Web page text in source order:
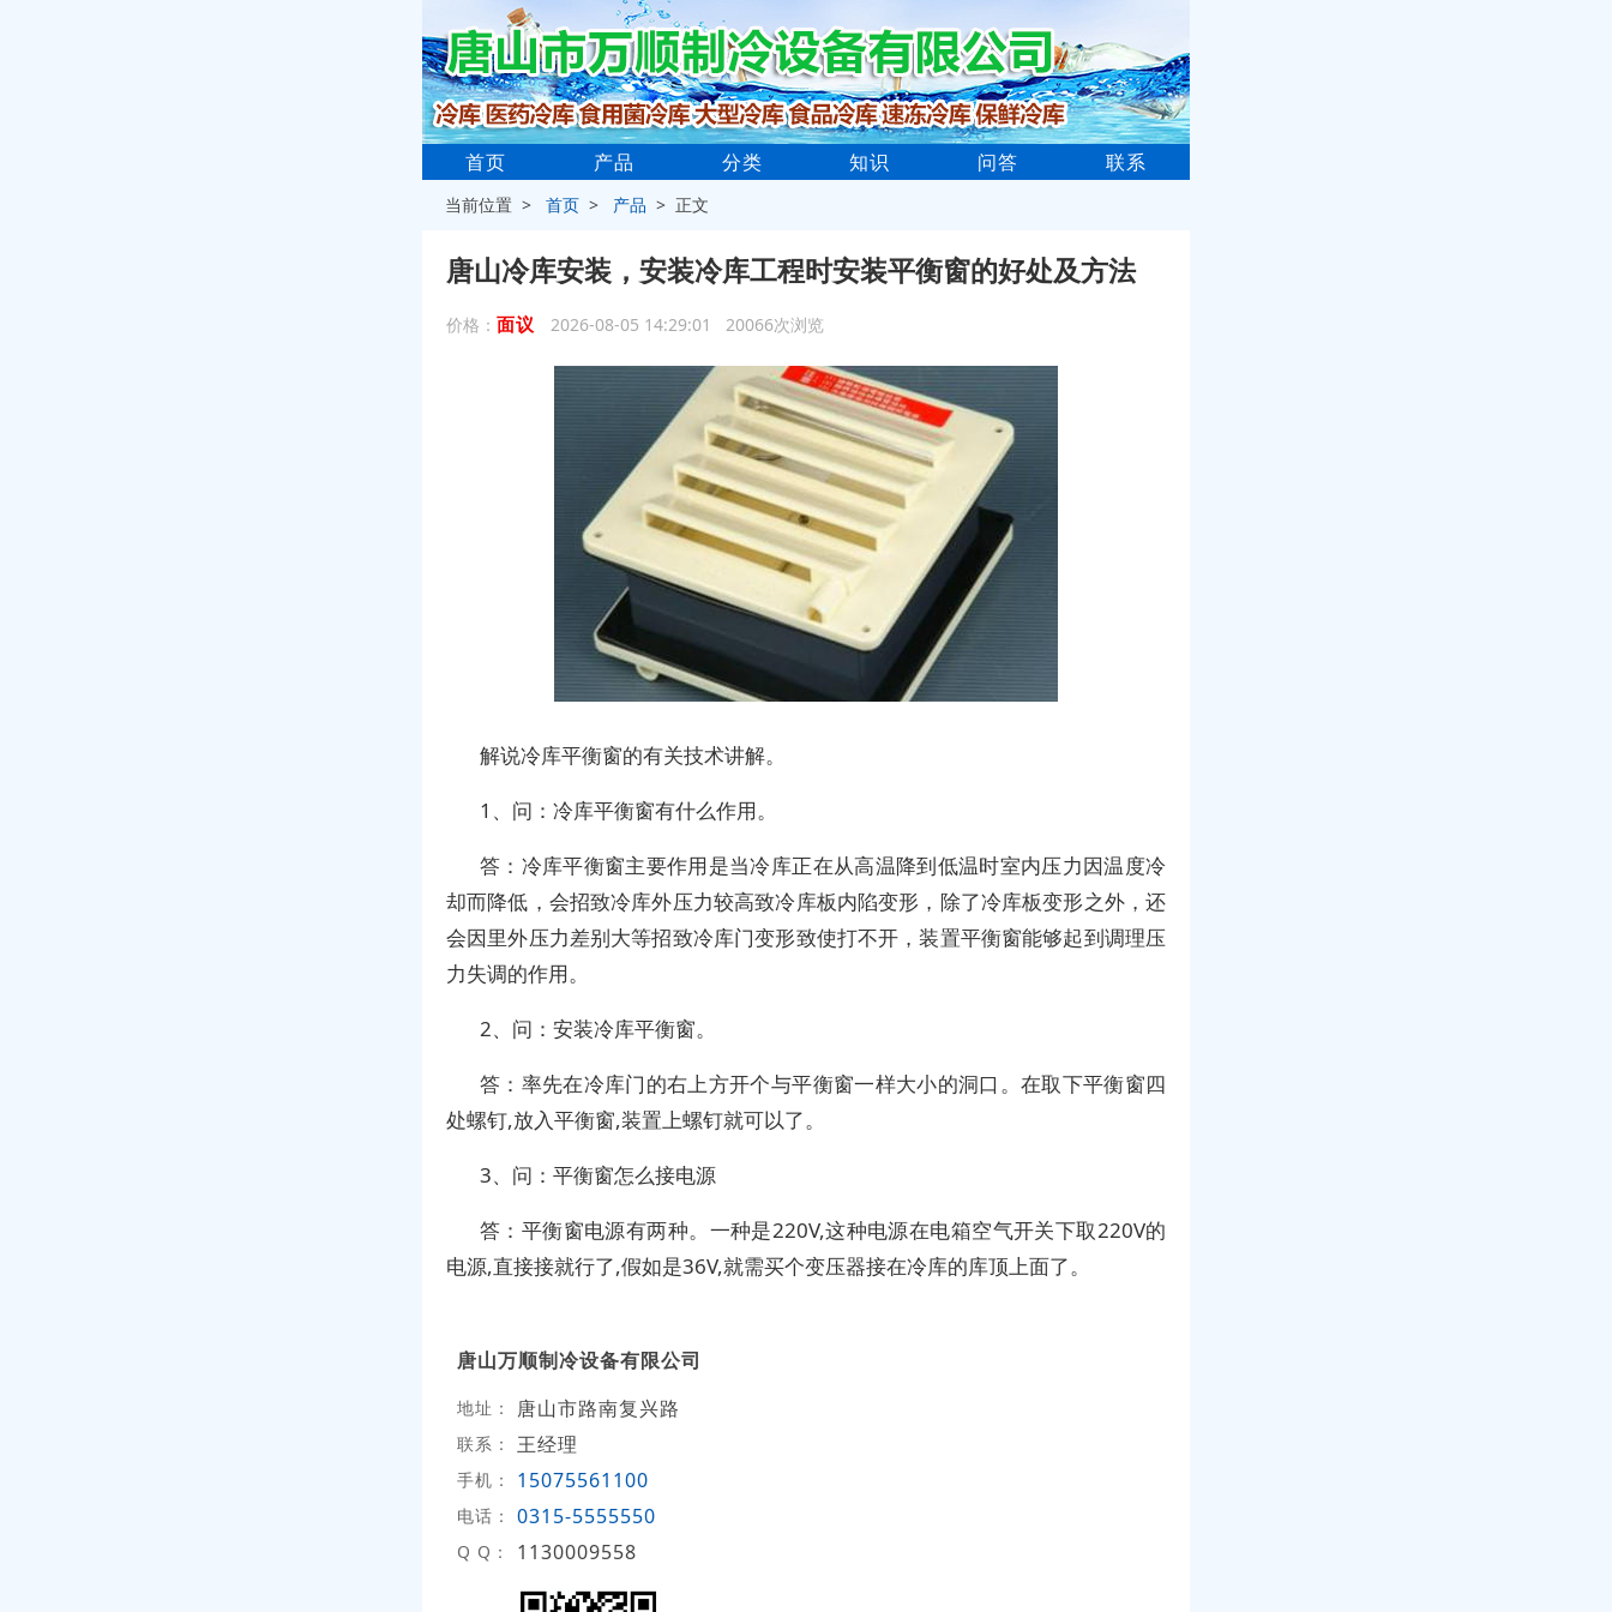
首页 产品 分类 知识 问答 联系
当前位置 >首页 > 产品 > 正文
唐山冷库安装，安装冷库工程时安装平衡窗的好处及方法
价格： 面议 2026-08-05 14:29:01 20066次浏览
解说冷库平衡窗的有关技术讲解。
1、问：冷库平衡窗有什么作用。
答：冷库平衡窗主要作用是当冷库正在从高温降到低温时室内压力因温度冷
却而降低，会招致冷库外压力较高致冷库板内陷变形，除了冷库板变形之外，还
会因里外压力差别大等招致冷库门变形致使打不开，装置平衡窗能够起到调理压
力失调的作用。
2、问：安装冷库平衡窗。
答：率先在冷库门的右上方开个与平衡窗一样大小的洞口。在取下平衡窗四
处螺钉,放入平衡窗,装置上螺钉就可以了。
3、问：平衡窗怎么接电源
答：平衡窗电源有两种。一种是220V,这种电源在电箱空气开关下取220V的
电源,直接接就行了,假如是36V,就需买个变压器接在冷库的库顶上面了。
唐山万顺制冷设备有限公司
地址： 唐山市路南复兴路
联系： 王经理
手机： 15075561100
电话： 0315-5555550
Q Q： 1130009558